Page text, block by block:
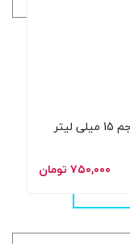
۷۵۰,۰۰۰ تومان